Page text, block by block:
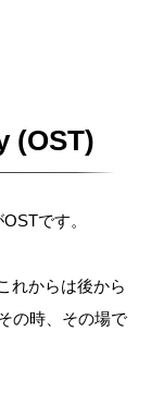
(OST)
です。
れからは後から
の時、その場で